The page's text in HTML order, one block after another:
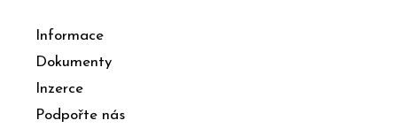
Informace
Dokumenty
Inzerce
Podpořte nás